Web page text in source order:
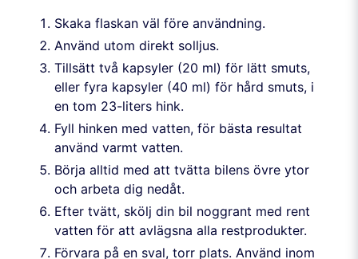
Skaka flaskan väl före användning.
Använd utom direkt solljus.
Tillsätt två kapsyler (20 ml) för lätt smuts,
eller fyra kapsyler (40 ml) för hård smuts, i
en tom 23-liters hink.
Fyll hinken med vatten, för bästa resultat
använd varmt vatten.
Börja alltid med att tvätta bilens övre ytor
och arbeta dig nedåt.
Efter tvätt, skölj din bil noggrant med rent
vatten för att avlägsna alla restprodukter.
Förvara på en sval, torr plats. Använd inom